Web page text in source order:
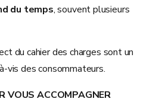
du temps, souvent plusieurs
du cahier des charges sont un
vis des consommateurs.
VOUS ACCOMPAGNER